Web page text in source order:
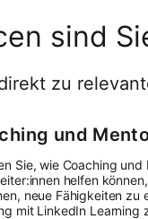
sind
zu
und
Sie, wie Coaching und
helfen
neue Fähigkeiten zu
mit LinkedIn Learning